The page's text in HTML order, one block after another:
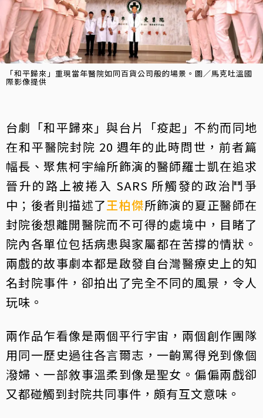
「和平歸來」重現當年醫院如同百貨公司般的場景。圖／馬克吐溫國
際影像提供
台劇「和平歸來」與台片「疫起」不約而同地
在和平醫院封院 20 週年的此時問世，前者篇
幅長、聚焦柯宇綸所飾演的醫師羅士凱在追求
晉升的路上被捲入 SARS 所觸發的政治鬥爭
中；後者則描述了王柏傑所飾演的夏正醫師在
封院後想離開醫院而不可得的處境中，目睹了
院內各單位包括病患與家屬都在苦撐的情狀。
兩戲的故事劇本都是啟發自台灣醫療史上的知
名封院事件，卻拍出了完全不同的風景，令人
玩味。
兩作品乍看像是兩個平行宇宙，兩個創作團隊
用同一歷史過往各言爾志，一齣罵得兇到像個
潑婦、一部敘事溫柔到像是聖女。偏偏兩戲卻
又都碰觸到封院共同事件，頗有互文意味。